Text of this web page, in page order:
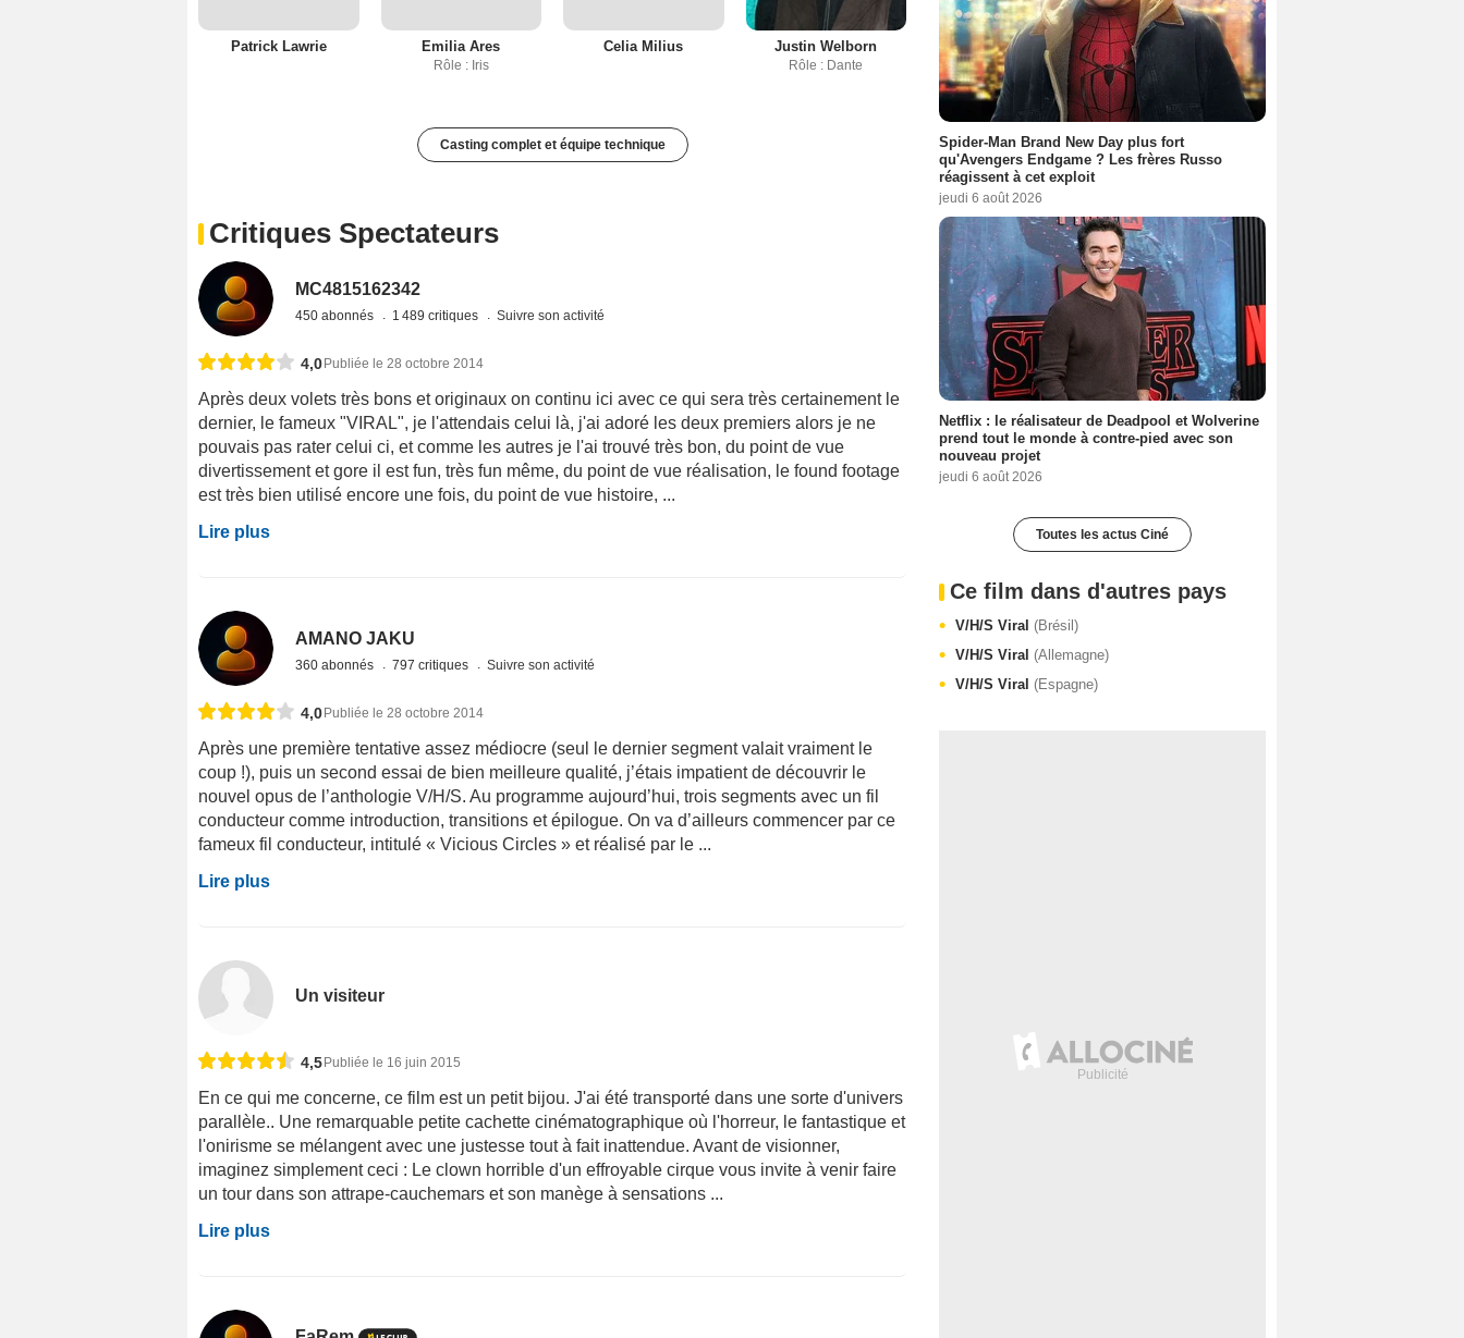
Patrick Lawrie Emilia Ares
Rôle : Iris
Celia Milius Justin Welborn
Rôle : Dante
Casting complet et équipe technique
Critiques Spectateurs
MC4815162342
450 abonnés 1 489 critiques Suivre son activité
4,0Publiée le 28 octobre 2014
Après deux volets très bons et originaux on continu ici avec ce qui sera très certainement le
dernier, le fameux "VIRAL", je l'attendais celui là, j'ai adoré les deux premiers alors je ne
pouvais pas rater celui ci, et comme les autres je l'ai trouvé très bon, du point de vue
divertissement et gore il est fun, très fun même, du point de vue réalisation, le found footage
est très bien utilisé encore une fois, du point de vue histoire, ...
Lire plus
AMANO JAKU
360 abonnés 797 critiques Suivre son activité
4,0Publiée le 28 octobre 2014
Après une première tentative assez médiocre (seul le dernier segment valait vraiment le
coup !), puis un second essai de bien meilleure qualité, j’étais impatient de découvrir le
nouvel opus de l’anthologie V/H/S. Au programme aujourd’hui, trois segments avec un fil
conducteur comme introduction, transitions et épilogue. On va d’ailleurs commencer par ce
fameux fil conducteur, intitulé « Vicious Circles » et réalisé par le ...
Lire plus
Un visiteur
4,5Publiée le 16 juin 2015
En ce qui me concerne, ce film est un petit bijou. J'ai été transporté dans une sorte d'univers
parallèle.. Une remarquable petite cachette cinématographique où l'horreur, le fantastique et
l'onirisme se mélangent avec une justesse tout à fait inattendue. Avant de visionner,
imaginez simplement ceci : Le clown horrible d'un effroyable cirque vous invite à venir faire
un tour dans son attrape-cauchemars et son manège à sensations ...
Lire plus
Spider-Man Brand New Day plus fort
qu'Avengers Endgame ? Les frères Russo
réagissent à cet exploit
jeudi 6 août 2026
Netflix : le réalisateur de Deadpool et Wolverine
prend tout le monde à contre-pied avec son
nouveau projet
jeudi 6 août 2026
Toutes les actus Ciné
Ce film dans d'autres pays
V/H/S Viral (Brésil)
V/H/S Viral (Allemagne)
V/H/S Viral (Espagne)